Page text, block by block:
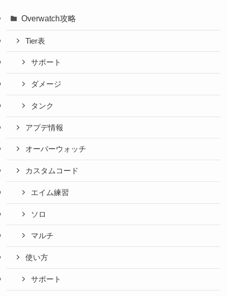
Overwatch攻略
Tier表
サポート
ダメージ
タンク
アプデ情報
オーバーウォッチ
カスタムコード
エイム練習
ソロ
マルチ
使い方
サポート